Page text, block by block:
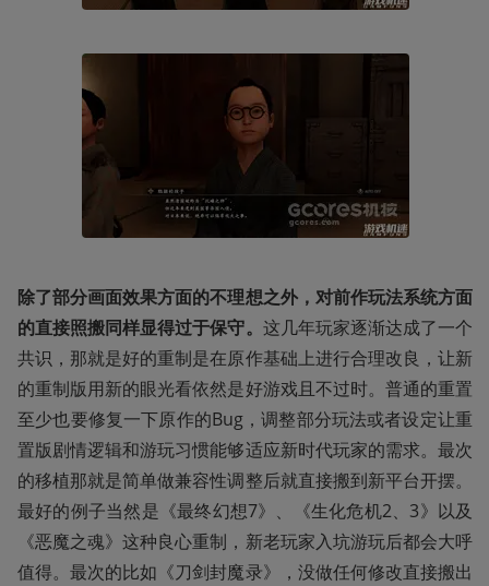
除了部分画面效果方面的不理想之外，对前作玩法系统方面
的直接照搬同样显得过于保守。 这几年玩家逐渐达成了一个
共识，那就是好的重制是在原作基础上进行合理改良，让新
的重制版用新的眼光看依然是好游戏且不过时。普通的重置
至少也要修复一下原作的Bug，调整部分玩法或者设定让重
置版剧情逻辑和游玩习惯能够适应新时代玩家的需求。最次
的移植那就是简单做兼容性调整后就直接搬到新平台开摆。
最好的例子当然是《最终幻想7》、《生化危机2、3》以及
《恶魔之魂》这种良心重制，新老玩家入坑游玩后都会大呼
值得。最次的比如《刀剑封魔录》，没做任何修改直接搬出